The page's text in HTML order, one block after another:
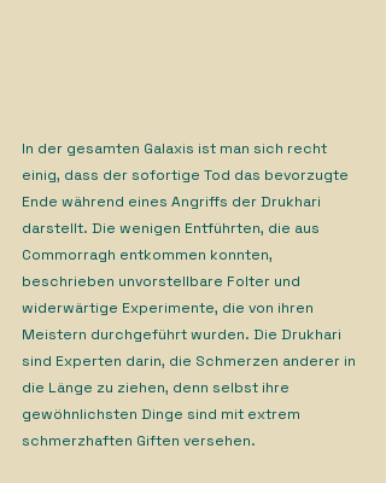
In der gesamten Galaxis ist man sich recht
einig, dass der sofortige Tod das bevorzugte
Ende während eines Angriffs der Drukhari
darstellt. Die wenigen Entführten, die aus
Commorragh entkommen konnten,
beschrieben unvorstellbare Folter und
widerwärtige Experimente, die von ihren
Meistern durchgeführt wurden. Die Drukhari
sind Experten darin, die Schmerzen anderer in
die Länge zu ziehen, denn selbst ihre
gewöhnlichsten Dinge sind mit extrem
schmerzhaften Giften versehen.